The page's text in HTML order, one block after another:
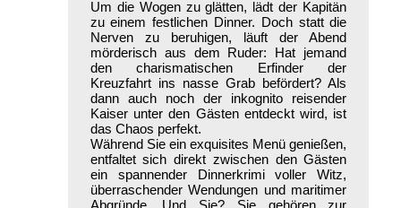
Um die Wogen zu glätten, lädt der Kapitän
zu einem festlichen Dinner. Doch statt die
Nerven zu beruhigen, läuft der Abend
mörderisch aus dem Ruder: Hat jemand
den charismatischen Erfinder der
Kreuzfahrt ins nasse Grab befördert? Als
dann auch noch der inkognito reisender
Kaiser unter den Gästen entdeckt wird, ist
das Chaos perfekt.
Während Sie ein exquisites Menü genießen,
entfaltet sich direkt zwischen den Gästen
ein spannender Dinnerkrimi voller Witz,
überraschender Wendungen und maritimer
Abgründe. Und Sie? Sie gehören zur